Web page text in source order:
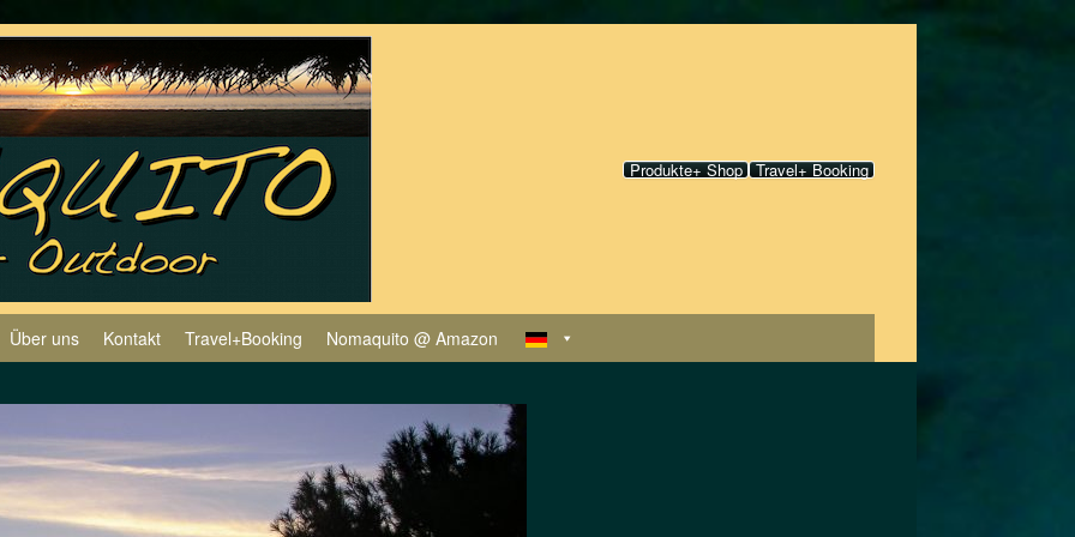
Produkte+ Shop Travel+ Booking
Über uns Kontakt Travel+Booking Nomaquito @ Amazon